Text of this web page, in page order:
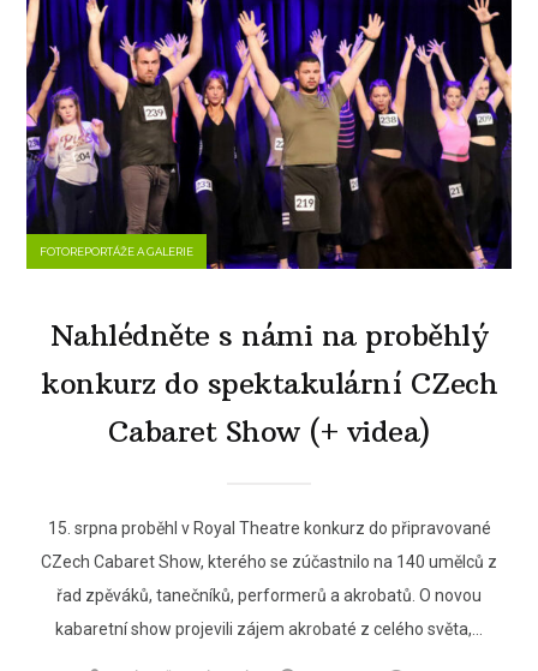
FOTOREPORTÁŽE A GALERIE
Nahlédněte s námi na proběhlý
konkurz do spektakulární CZech
Cabaret Show (+ videa)
15. srpna proběhl v Royal Theatre konkurz do připravované
CZech Cabaret Show, kterého se zúčastnilo na 140 umělců z
řad zpěváků, tanečníků, performerů a akrobatů. O novou
kabaretní show projevili zájem akrobaté z celého světa,...